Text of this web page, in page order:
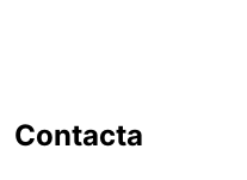
Contacta